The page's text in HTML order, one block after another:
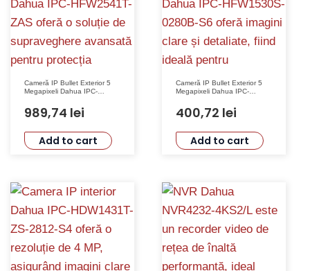
SD3E410DB-
GNY-
A-
PV1
quantity
Cameră IP Bullet Exterior 5
Megapixeli Dahua IPC-
Lentilă Motorizată și IR 60m
989,74 lei
Add to cart
Cameră IP Bullet Exterior 5
Megapixeli Dahua IPC-
Lentilă Fixă 2.8 mm, IR 30m,
WDR, IP67
400,72 lei
Add to cart